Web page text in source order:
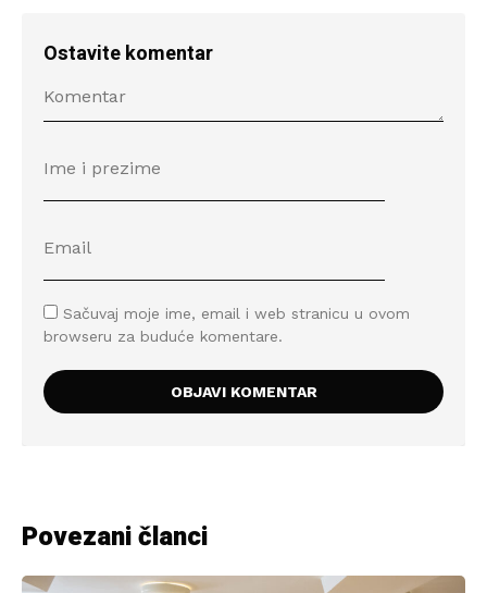
Ostavite komentar
Sačuvaj moje ime, email i web stranicu u ovom
browseru za buduće komentare.
Povezani članci